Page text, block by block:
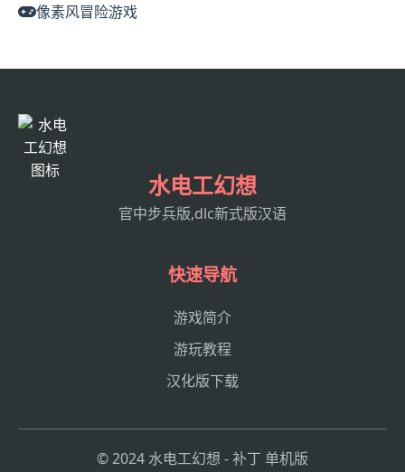
像素风冒险游戏
水电工幻想
官中步兵版,dlc新式版汉语
快速导航
游戏简介
游玩教程
汉化版下载
© 2024 水电工幻想 - 补丁 单机版